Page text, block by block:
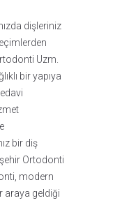
dişleriniz
Uzm.
bir yapıya
bir diş
Ortodonti
modern
araya geldiği